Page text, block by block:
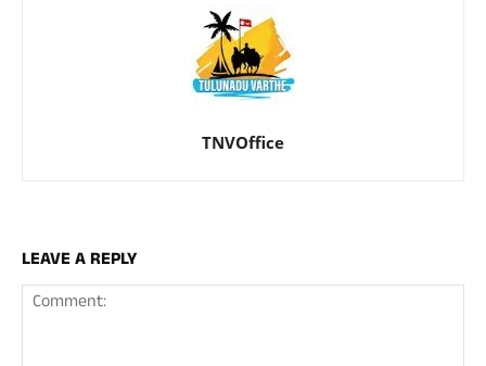
TNVOffice
LEAVE A REPLY